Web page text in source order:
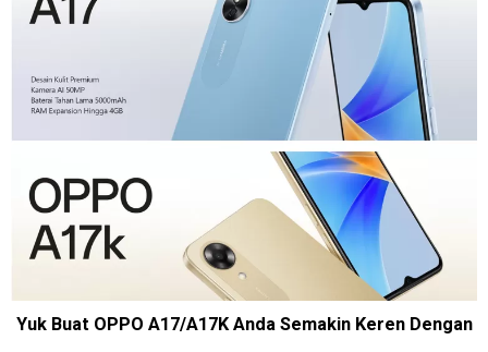
Yuk Buat OPPO A17/A17K Anda Semakin Keren Dengan